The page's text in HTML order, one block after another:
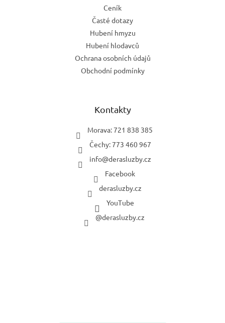
Ceník
Časté dotazy
Hubení hmyzu
Hubení hlodavců
Ochrana osobních údajů
Obchodní podmínky
Kontakty
Morava: 721 838 385
Čechy: 773 460 967
info@derasluzby.cz
Facebook
derasluzby.cz
YouTube
@derasluzby.cz